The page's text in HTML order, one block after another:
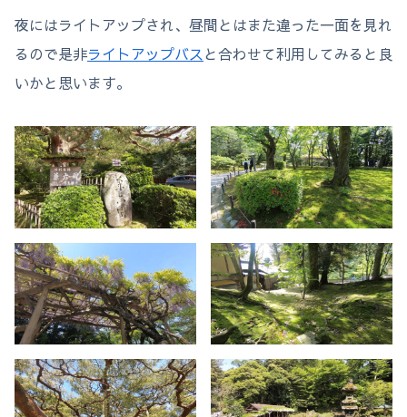
夜にはライトアップされ、昼間とはまた違った一面を見れ
るので是非ライトアップバスと合わせて利用してみると良
いかと思います。